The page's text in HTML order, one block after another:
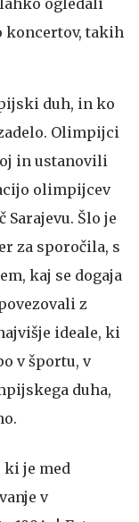
koncertov, takih
duh, in ko
Olimpijci
in ustanovili
olimpijcev
Sarajevu. Šlo je
za sporočila, s
kaj se dogaja
z
ideale, ki
v športu, v
duha,